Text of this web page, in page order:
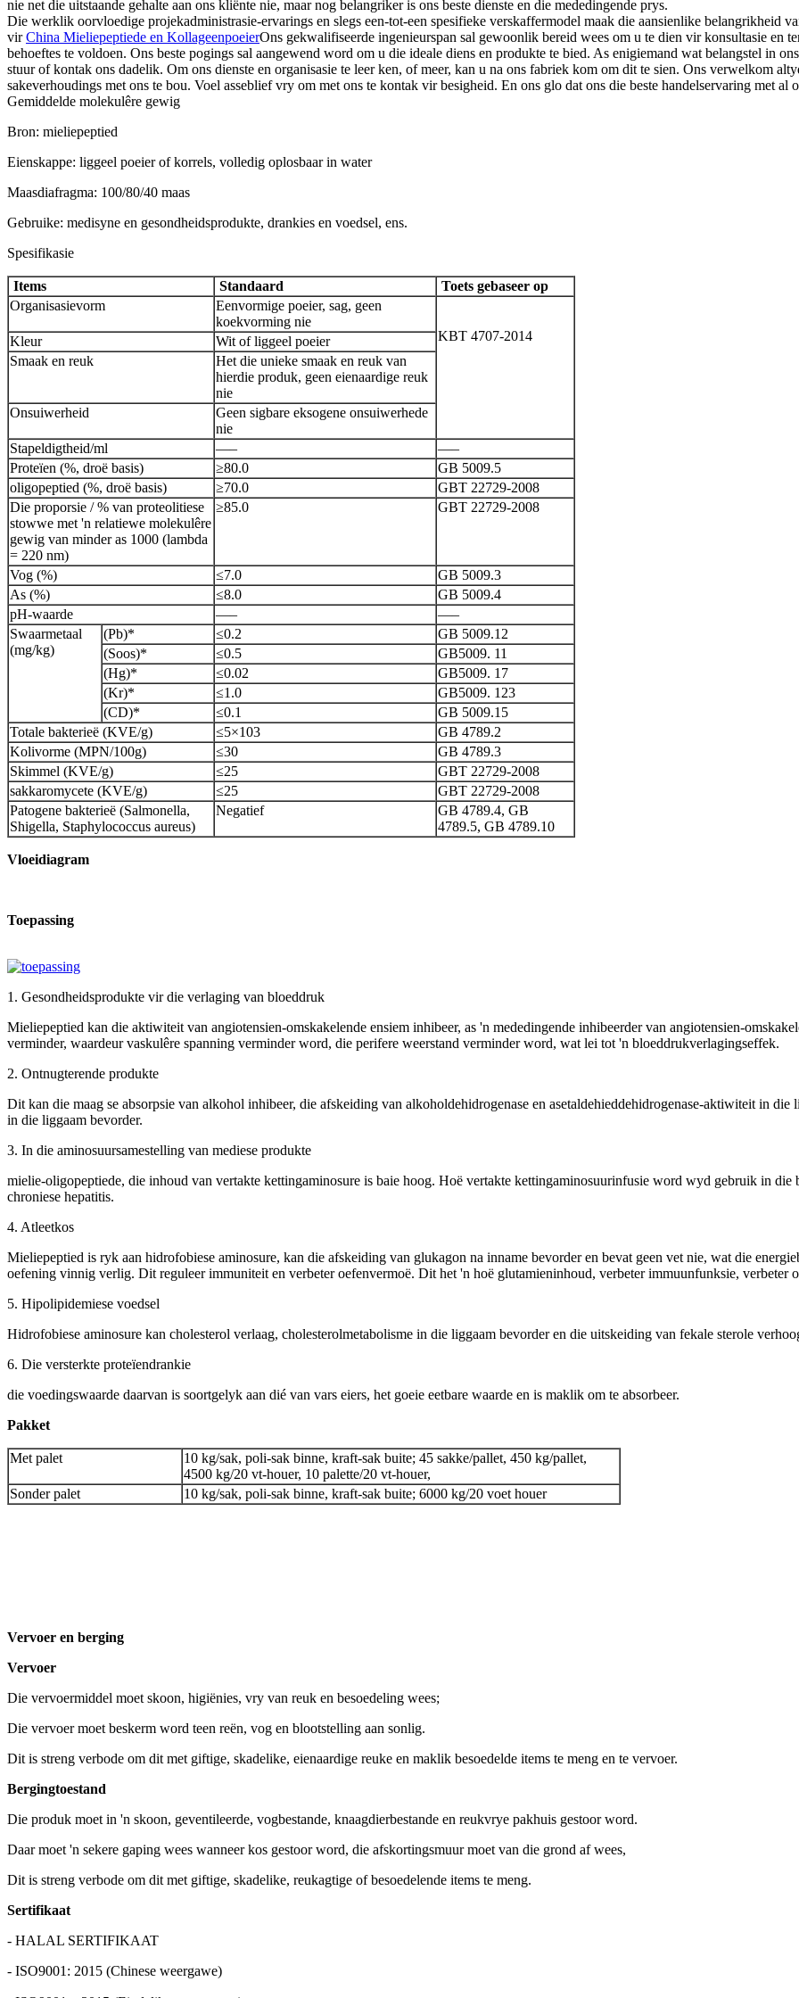
nie net die uitstaande gehalte aan ons kliënte nie, maar nog belangriker is ons beste dienste en die mededingende prys.
Die werklik oorvloedige projekadministrasie-ervarings en slegs een-tot-een spesifieke verskaffermodel maak die aansienlike belangrikheid
virChina Mieliepeptiede en KollageenpoeierOns gekwalifiseerde ingenieurspan sal gewoonlik bereid wees om u te dien vir konsultasie en
behoeftes te voldoen. Ons beste pogings sal aangewend word om u die ideale diens en produkte te bied. As enigiemand wat belangstel in
stuur of kontak ons ​​​​dadelik. Om ons dienste en organisasie te leer ken, of meer, kan u na ons fabriek kom om dit te sien. Ons verwelkom
sakeverhoudings met ons te bou. Voel asseblief vry om met ons te kontak vir besigheid. En ons glo dat ons die beste handelservaring met al
Gemiddelde molekulêre gewig
Bron: mieliepeptied
Eienskappe: liggeel poeier of korrels, volledig oplosbaar in water
Maasdiafragma: 100/80/40 maas
Gebruike: medisyne en gesondheidsprodukte, drankies en voedsel, ens.
Spesifikasie
Items Standaard
Toets gebaseer op
Organisasievorm
Eenvormige poeier, sag, geen
koekvorming nie
KBT 4707-2014
Kleur
Wit of liggeel poeier
Smaak en reuk
Het die unieke smaak en reuk van
hierdie produk, geen eienaardige reuk
nie
Onsuiwerheid
Geen sigbare eksogene onsuiwerhede
nie
Stapeldigtheid/ml
—–
—–
Proteïen (%, droë basis)
≥80.0
GB 5009.5
oligopeptied (%, droë basis)
≥70.0
GBT 22729-2008
Die proporsie / % van proteolitiese
stowwe met 'n relatiewe molekulêre
gewig van minder as 1000 (lambda
= 220 nm)
≥85.0 GBT 22729-2008
Vog (%) ≤7.0
GB 5009.3
As (%)
≤8.0
GB 5009.4
pH-waarde
—–
—–
Swaarmetaal
(mg/kg)
(Pb)* ≤0.2
GB 5009.12
(Soos)*
≤0.5
GB5009. 11
(Hg)*
≤0.02
GB5009. 17
(Kr)*
≤1.0
GB5009. 123
(CD)*
≤0.1
GB 5009.15
Totale bakterieë (KVE/g)
≤5×103
GB 4789.2
Kolivorme (MPN/100g)
≤30
GB 4789.3
Skimmel (KVE/g)
≤25
GBT 22729-2008
sakkaromycete (KVE/g)
≤25
GBT 22729-2008
Patogene bakterieë (Salmonella,
Shigella, Staphylococcus aureus)
Negatief
GB 4789.4, GB
4789.5, GB 4789.10
Vloeidiagram
Toepassing
1. Gesondheidsprodukte vir die verlaging van bloeddruk
Mieliepeptied kan die aktiwiteit van angiotensien-omskakelende ensiem inhibeer, as 'n mededingende inhibeerder van angiotensien-
verminder, waardeur vaskulêre spanning verminder word, die perifere weerstand verminder word, wat lei tot 'n bloeddrukverlagingseffek.
2. Ontnugterende produkte
Dit kan die maag se absorpsie van alkohol inhibeer, die afskeiding van alkoholdehidrogenase en asetaldehieddehidrogenase-aktiwiteit in
in die liggaam bevorder.
3. In die aminosuursamestelling van mediese produkte
mielie-oligopeptiede, die inhoud van vertakte kettingaminosure is baie hoog. Hoë vertakte kettingaminosuurinfusie word wyd gebruik in die
chroniese hepatitis.
4. Atleetkos
Mieliepeptied is ryk aan hidrofobiese aminosure, kan die afskeiding van glukagon na inname bevorder en bevat geen vet nie, wat die
oefening vinnig verlig. Dit reguleer immuniteit en verbeter oefenvermoë. Dit het 'n hoë glutamieninhoud, verbeter immuunfunksie, verbeter
5. Hipolipidemiese voedsel
Hidrofobiese aminosure kan cholesterol verlaag, cholesterolmetabolisme in die liggaam bevorder en die uitskeiding van fekale sterole
6. Die versterkte proteïendrankie
die voedingswaarde daarvan is soortgelyk aan dié van vars eiers, het goeie eetbare waarde en is maklik om te absorbeer.
Pakket
Met palet
10 kg/sak, poli-sak binne, kraft-sak buite; 45 sakke/pallet, 450 kg/pallet,
4500 kg/20 vt-houer, 10 palette/20 vt-houer,
Sonder palet
10 kg/sak, poli-sak binne, kraft-sak buite; 6000 kg/20 voet houer
Vervoer en berging
Vervoer
Die vervoermiddel moet skoon, higiënies, vry van reuk en besoedeling wees;
Die vervoer moet beskerm word teen reën, vog en blootstelling aan sonlig.
Dit is streng verbode om dit met giftige, skadelike, eienaardige reuke en maklik besoedelde items te meng en te vervoer.
Bergingtoestand
Die produk moet in 'n skoon, geventileerde, vogbestande, knaagdierbestande en reukvrye pakhuis gestoor word.
Daar moet 'n sekere gaping wees wanneer kos gestoor word, die afskortingsmuur moet van die grond af wees,
Dit is streng verbode om dit met giftige, skadelike, reukagtige of besoedelende items te meng.
Sertifikaat
- HALAL SERTIFIKAAT
- ISO9001: 2015 (Chinese weergawe)